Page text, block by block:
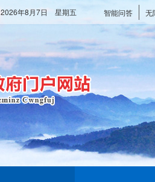
智能问答 无
2026年8月7日 星期五